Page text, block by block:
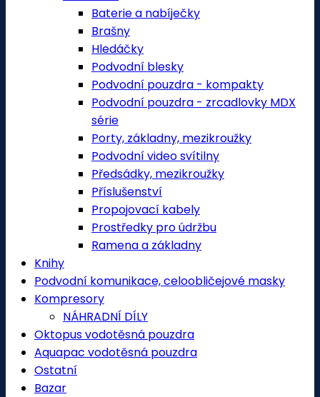
Baterie a nabíječky
Brašny
Hledáčky
Podvodní blesky
Podvodní pouzdra - kompakty
Podvodní pouzdra - zrcadlovky MDX
série
Porty, základny, mezikroužky
Podvodní video svítilny
Předsádky, mezikroužky
Příslušenství
Propojovací kabely
Prostředky pro údržbu
Ramena a základny
Knihy
Podvodní komunikace, celoobličejové masky
Kompresory
NÁHRADNÍ DÍLY
Oktopus vodotěsná pouzdra
Aquapac vodotěsná pouzdra
Ostatní
Bazar